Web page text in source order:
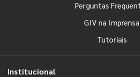
Perguntas
GIV na Imprensa
Tutoriais
Institucional